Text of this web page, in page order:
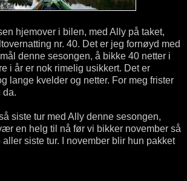
hjemover i bilen, med Ally på taket,
nr. 40. Det er jeg fornøyd med
denne sesongen, å bikke 40 netter i
i år er nok rimelig usikkert. Det er
lange kvelder og netter. For meg frister
da.
siste tur med Ally denne sesongen,
en helg til nå før vi bikker november så
aller siste tur. I november blir hun pakket